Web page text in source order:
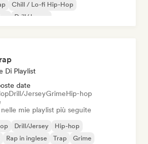
Chill / Lo-fi Hip-Hop
Drill/Jersey
Di Playlist
date
Drill/JerseyGrimeHip-hop
mie playlist più seguite
Drill/Jersey
Hip-hop
Rap in inglese Trap
Grime